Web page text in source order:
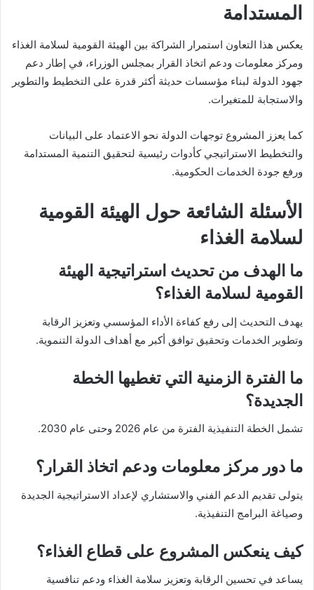
المستدامة
يعكس هذا التعاون استمرار الشراكة بين الهيئة القومية لسلامة الغذاء
ومركز معلومات ودعم اتخاذ القرار بمجلس الوزراء، في إطار دعم
جهود الدولة لبناء مؤسسات حديثة أكثر قدرة على التخطيط والتطوير
والاستجابة للمتغيرات.
كما يعزز المشروع توجهات الدولة نحو الاعتماد على البيانات
والتخطيط الاستراتيجي كأدوات رئيسية لتحقيق التنمية المستدامة
ورفع جودة الخدمات الحكومية.
الأسئلة الشائعة حول الهيئة القومية
لسلامة الغذاء
ما الهدف من تحديث استراتيجية الهيئة
القومية لسلامة الغذاء؟
يهدف التحديث إلى رفع كفاءة الأداء المؤسسي وتعزيز الرقابة
وتطوير الخدمات وتحقيق توافق أكبر مع أهداف الدولة التنموية.
ما الفترة الزمنية التي تغطيها الخطة
الجديدة؟
تشمل الخطة التنفيذية الفترة من عام 2026 وحتى عام 2030.
ما دور مركز معلومات ودعم اتخاذ القرار؟
يتولى تقديم الدعم الفني والاستشاري لإعداد الاستراتيجية الجديدة
وصياغة البرامج التنفيذية.
كيف ينعكس المشروع على قطاع الغذاء؟
يساعد في تحسين الرقابة وتعزيز سلامة الغذاء ودعم تنافسية